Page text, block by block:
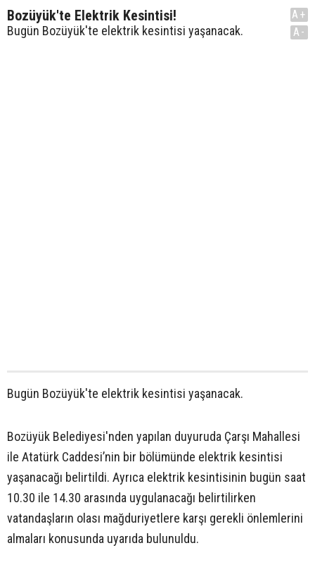
Bozüyük'te Elektrik Kesintisi!
Bugün Bozüyük'te elektrik kesintisi yaşanacak.
A+
A-
Bugün Bozüyük'te elektrik kesintisi yaşanacak.
Bozüyük Belediyesi'nden yapılan duyuruda Çarşı Mahallesi
ile Atatürk Caddesi’nin bir bölümünde elektrik kesintisi
yaşanacağı belirtildi. Ayrıca elektrik kesintisinin bugün saat
10.30 ile 14.30 arasında uygulanacağı belirtilirken
vatandaşların olası mağduriyetlere karşı gerekli önlemlerini
almaları konusunda uyarıda bulunuldu.